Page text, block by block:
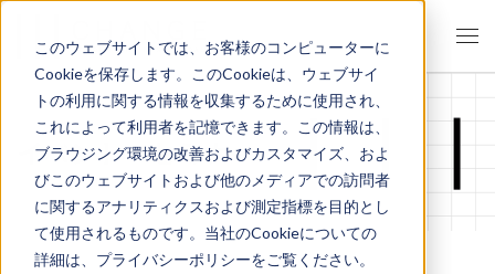
このウェブサイトでは、お客様のコンピューターに
Cookieを保存します。このCookieは、ウェブサイ
トの利用に関する情報を収集するために使用され、
これによって利用者を記憶できます。この情報は、
ブラウジング環境の改善およびカスタマイズ、およ
びこのウェブサイトおよび他のメディアでの訪問者
に関するアナリティクスおよび測定指標を目的とし
て使用されるものです。当社のCookieについての
詳細は、プライバシーポリシーをご覧ください。
イベント・セミナー